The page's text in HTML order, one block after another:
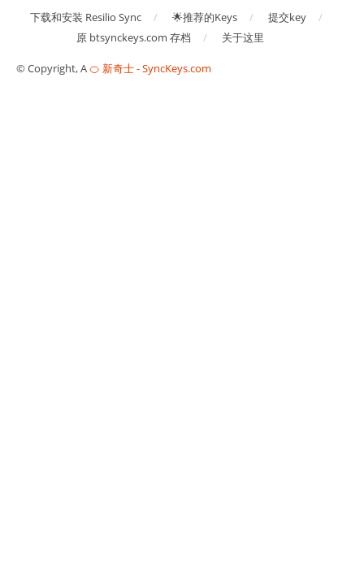
下载和安装 Resilio Sync 🌟推荐的Keys
提交key
原 btsynckeys.com 存档
关于这里
© Copyright, A🍊 新奇士 - SyncKeys.com